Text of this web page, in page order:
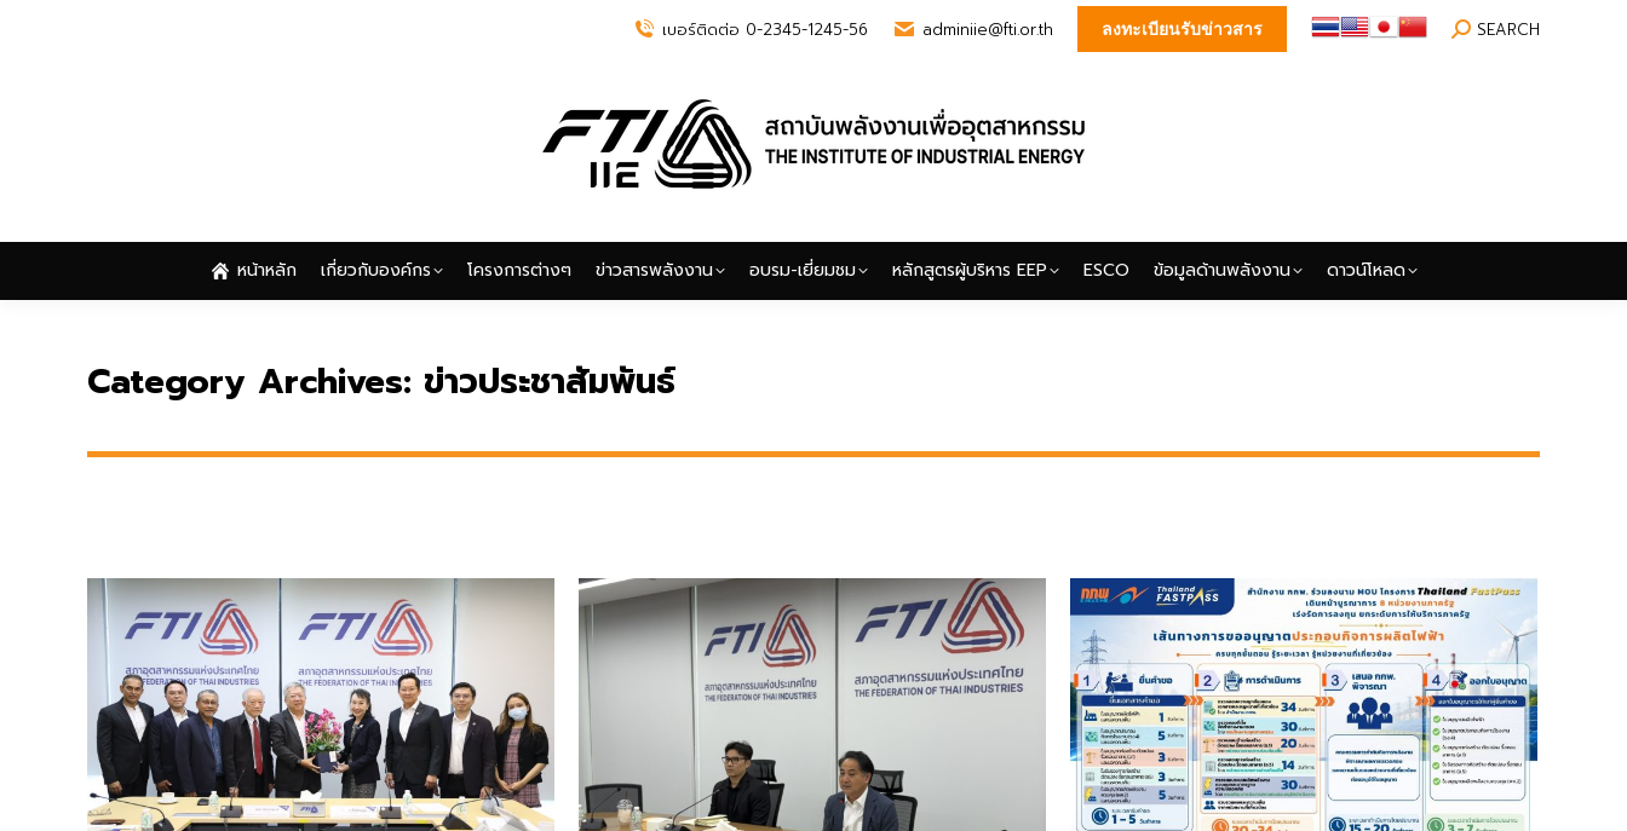
เบอร์ติดต่อ 0-2345-1245-56 adminiie@fti.or.th ลงทะเบียนรับข่าวสาร Search:SEARCH
หน้าหลัก เกี่ยวกับองค์กร โครงการต่างๆ ข่าวสารพลังงาน อบรม-เยี่ยมชม หลักสูตรผู้บริหาร EEP ESCO ข้อมูลด้านพลังงาน ดาวน์โหลด
Category Archives: ข่าวประชาสัมพันธ์
ข่าวสารพลังงาน อบรม-เยี่ยมชม หลักสูตรผู้บริหาร EEP ESCO ข้อมูลด้านพลังงาน ดาวน์โหลด